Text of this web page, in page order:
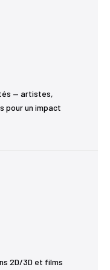
— artistes,
pour un impact
2D/3D et films